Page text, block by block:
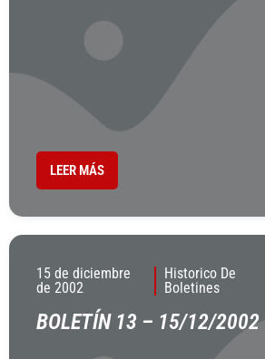
LEER MÁS
15 de diciembre
de 2002
Historico De
Boletines
BOLETÍN 13 – 15/12/2002